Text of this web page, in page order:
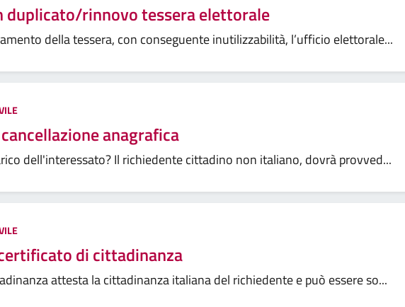
duplicato/rinnovo tessera elettorale
della tessera, con conseguente inutilizzabilità, l’ufficio elettorale...
anagrafica
dell'interessato? Il richiedente cittadino non italiano, dovrà provved...
di cittadinanza
attesta la cittadinanza italiana del richiedente e può essere so...